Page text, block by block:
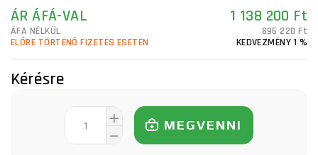
ÁR ÁFÁ-VAL 1 138 200 Ft
ÁFA NÉLKÜL
896 220 Ft
ELŐRE TÖRTÉNŐ FIZETÉS ESETÉN
KEDVEZMÉNY 1 %
Kérésre
MEGVENNI